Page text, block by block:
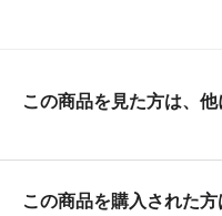
この商品を見た方は、
この商品を購入された